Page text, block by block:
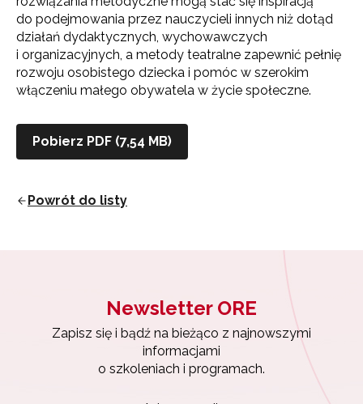
do podejmowania przez nauczycieli innych niż dotąd
działań dydaktycznych, wychowawczych
i organizacyjnych, a metody teatralne zapewnić pełnię
rozwoju osobistego dziecka i pomóc w szerokim
włączeniu małego obywatela w życie społeczne.
Pobierz PDF (7,54 MB)
Powrót do listy
Newsletter ORE
Zapisz się i bądź na bieżąco z najnowszymi
informacjami
o szkoleniach i programach.
Newsletter ORE
informacjami
o szkoleniach i programach.
Wyrażam zgodę na przetwarzanie moich danych
osobowych przez ORE w celach marketingowych.